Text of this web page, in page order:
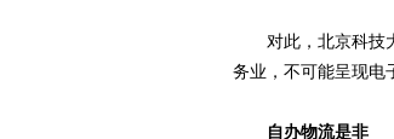
对此，北京科技大
务业，不可能呈现电
自办物流是非